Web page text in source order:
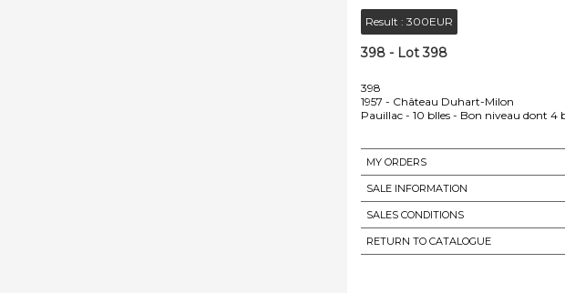
Result : 300EUR
398 - Lot 398
398
1957 - Château Duhart-Milon
Pauillac - 10 blles - Bon niveau dont 4
MY ORDERS
SALE INFORMATION
SALES CONDITIONS
RETURN TO CATALOGUE